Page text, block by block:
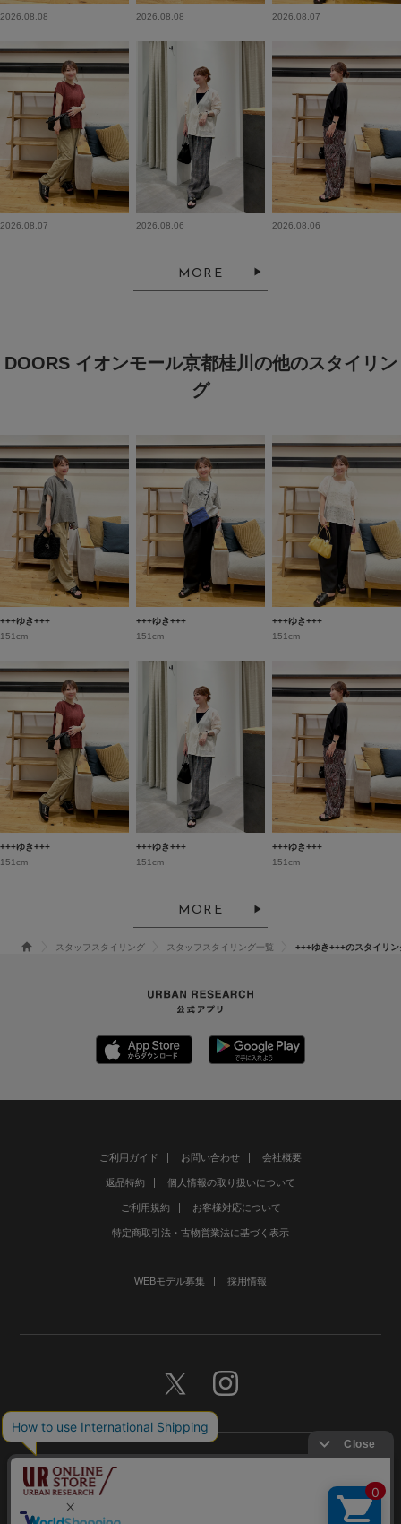
2026.08.08 2026.08.08 2026.08.07
2026.08.07 2026.08.06 2026.08.06
MORE
DOORS イオンモール京都桂川の他のスタイリン
グ
+++ゆき+++
151cm
+++ゆき+++
151cm
+++ゆき+++
151cm
+++ゆき+++
151cm
+++ゆき+++
151cm
+++ゆき+++
151cm
MORE
スタッフスタイリング スタッフスタイリング一覧 +++ゆき+++のスタイリン
ご利用ガイド お問い合わせ 会社概要
返品特約 個人情報の取り扱いについて
ご利用規約 お客様対応について
特定商取引法・古物営業法に基づく表示
WEBモデル募集 採用情報